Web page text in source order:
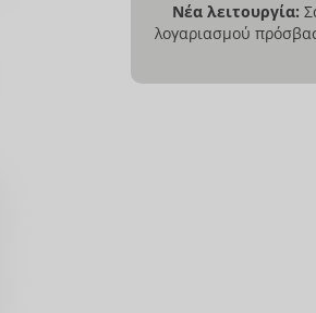
Νέα λειτουργία:
λογαριασμού